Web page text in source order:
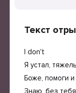
Текст
I don't
Я устал,
Боже, помоги
Знаю, без